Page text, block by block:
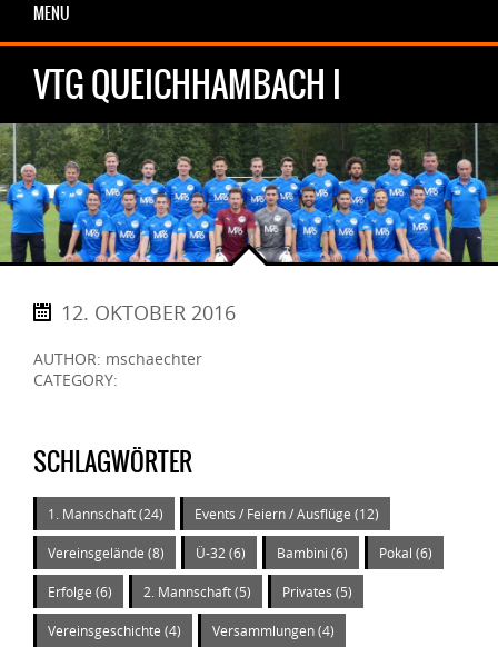
MENU
VTG QUEICHHAMBACH I
12. OKTOBER 2016
AUTHOR: mschaechter
CATEGORY:
SCHLAGWÖRTER
1. Mannschaft(24) Events / Feiern / Ausflüge (12)
Vereinsgelände (8) Ü-32 (6) Bambini (6) Pokal (6)
Erfolge (6) 2. Mannschaft(5) Privates (5)
Vereinsgeschichte (4) Versammlungen(4)